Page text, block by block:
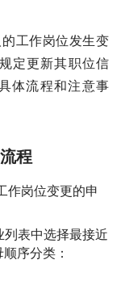
工作岗位发生变
定更新其职位信
体流程和注意事
程
作岗位变更的申
表中选择最接近
序分类：